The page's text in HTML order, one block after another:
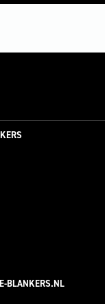
BLANKERS.NL